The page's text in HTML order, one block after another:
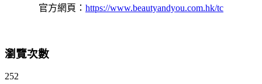
官方網頁： https://www.beautyandyou.com.hk/tc
瀏覽次數
252